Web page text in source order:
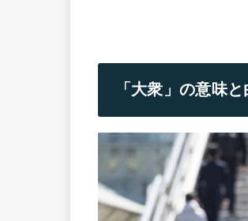
「大衆」の意味